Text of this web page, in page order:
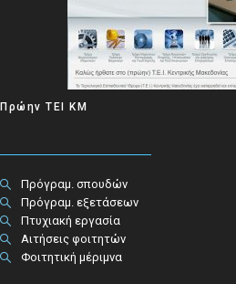
Πρώην ΤΕΙ ΚΜ
Πρόγραμ. σπουδών
Πρόγραμ. εξετάσεων
Πτυχιακή εργασία
Αιτήσεις φοιτητών
Φοιτητική μέριμνα